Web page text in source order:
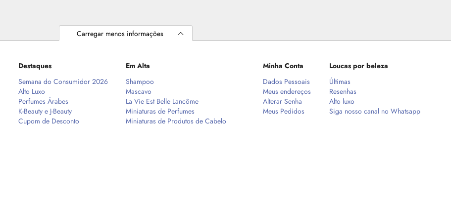
Carregar menos informações
Destaques
Semana do Consumidor 2026
Alto Luxo
Perfumes Árabes
K-Beauty e J-Beauty
Cupom de Desconto
Em Alta
Shampoo
Mascavo
La Vie Est Belle Lancôme
Miniaturas de Perfumes
Miniaturas de Produtos de Cabelo
Minha Conta
Dados Pessoais
Meus endereços
Alterar Senha
Meus Pedidos
Loucas por beleza
Últimas
Resenhas
Alto luxo
Siga nosso canal no Whatsapp